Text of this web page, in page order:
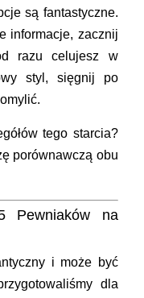
są fantastyczne.
informacje, zacznij
razu celujesz w
styl, sięgnij po
tego starcia?
porównawczą obu
Pewniaków na
i może być
dla